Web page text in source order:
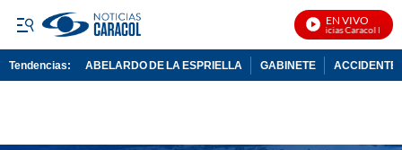
EN VIVO
Noticias Caracol En
Tendencias: ABELARDO DE LA ESPRIELLA GABINETE ACCIDENTE